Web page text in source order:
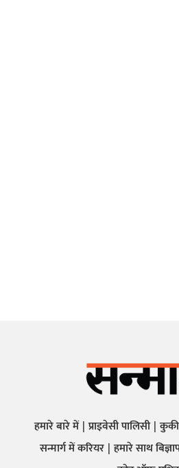
हमारे बारे में प्राइवेसी पालिसी
सन्मार्ग में करियर हमारे साथ